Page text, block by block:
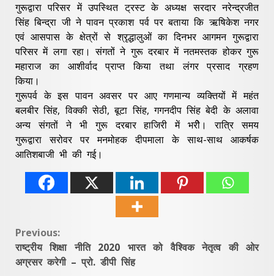
गुरूद्वारा परिसर में उपस्थित ट्रस्ट के अध्यक्ष सरदार नरेन्द्रजीत
सिंह बिन्द्रा जी ने पावन प्रकाश पर्व पर बताया कि ऋषिकेश नगर
एवं आसपास के क्षेत्रों से श्रृद्धालुओं का दिनभर आगमन गुरूद्वारा
परिसर में लगा रहा। संगतों ने गुरू दरबार में नतमस्तक होकर गुरू
महाराज का आशीर्वाद प्राप्त किया तथा लंगर प्रसाद ग्रहण
किया।
गुरूपर्व के इस पावन अवसर पर आए गणमान्य व्यक्तियों में महंत
बलबीर सिंह, विक्की सेठी, बूटा सिंह, गगनदीप सिंह बेदी के अलावा
अन्य संगतों ने भी गुरू दरबार हाजिरी में भरीे। रात्रि समय
गुरूद्वारा सरोवर पर मनमोहक दीपमाला के साथ-साथ आकर्षक
आतिशबाजी भी की गई।
Continue
Reading
Previous:
राष्ट्रीय शिक्षा नीति 2020 भारत को वैश्विक नेतृत्व की ओर
अग्रसर करेगी – प्रो. डीपी सिंह